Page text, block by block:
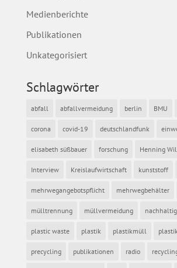
Medienberichte
Publikationen
Unkategorisiert
Schlagwörter
abfall abfallvermeidung berlin BMU
corona covid-19 deutschlandfunk
elisabeth süßbauer forschung Henning
Interview Kreislaufwirtschaft kunststoff
mehrwegangebotspflicht mehrwegbehälter
mülltrennung müllvermeidung
plastic waste plastik plastikmüll
precycling publikationen radio